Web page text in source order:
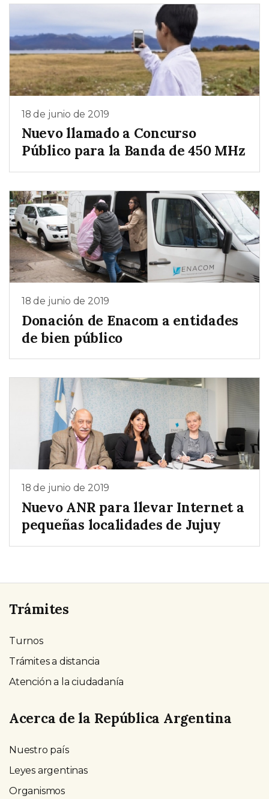
18 de junio de 2019
Nuevo llamado a Concurso
Público para la Banda de 450 MHz
18 de junio de 2019
Donación de Enacom a entidades
de bien público
18 de junio de 2019
Nuevo ANR para llevar Internet a
pequeñas localidades de Jujuy
Trámites
Turnos
Trámites a distancia
Atención a la ciudadanía
Acerca de la República Argentina
Nuestro país
Leyes argentinas
Organismos